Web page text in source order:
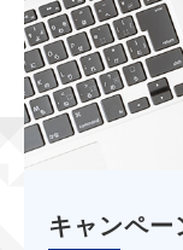
キャンペ